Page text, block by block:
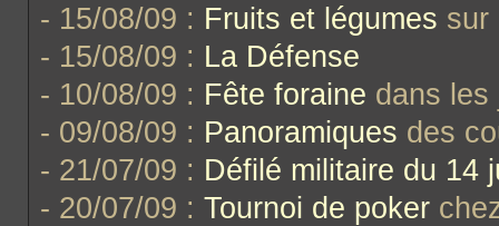
- 15/08/09 : Fruits et légumes sur
- 15/08/09 : La Défense
- 10/08/09 : Fête foraine dans les
- 09/08/09 : Panoramiques des
- 21/07/09 : Défilé militaire du 14
- 20/07/09 : Tournoi de poker